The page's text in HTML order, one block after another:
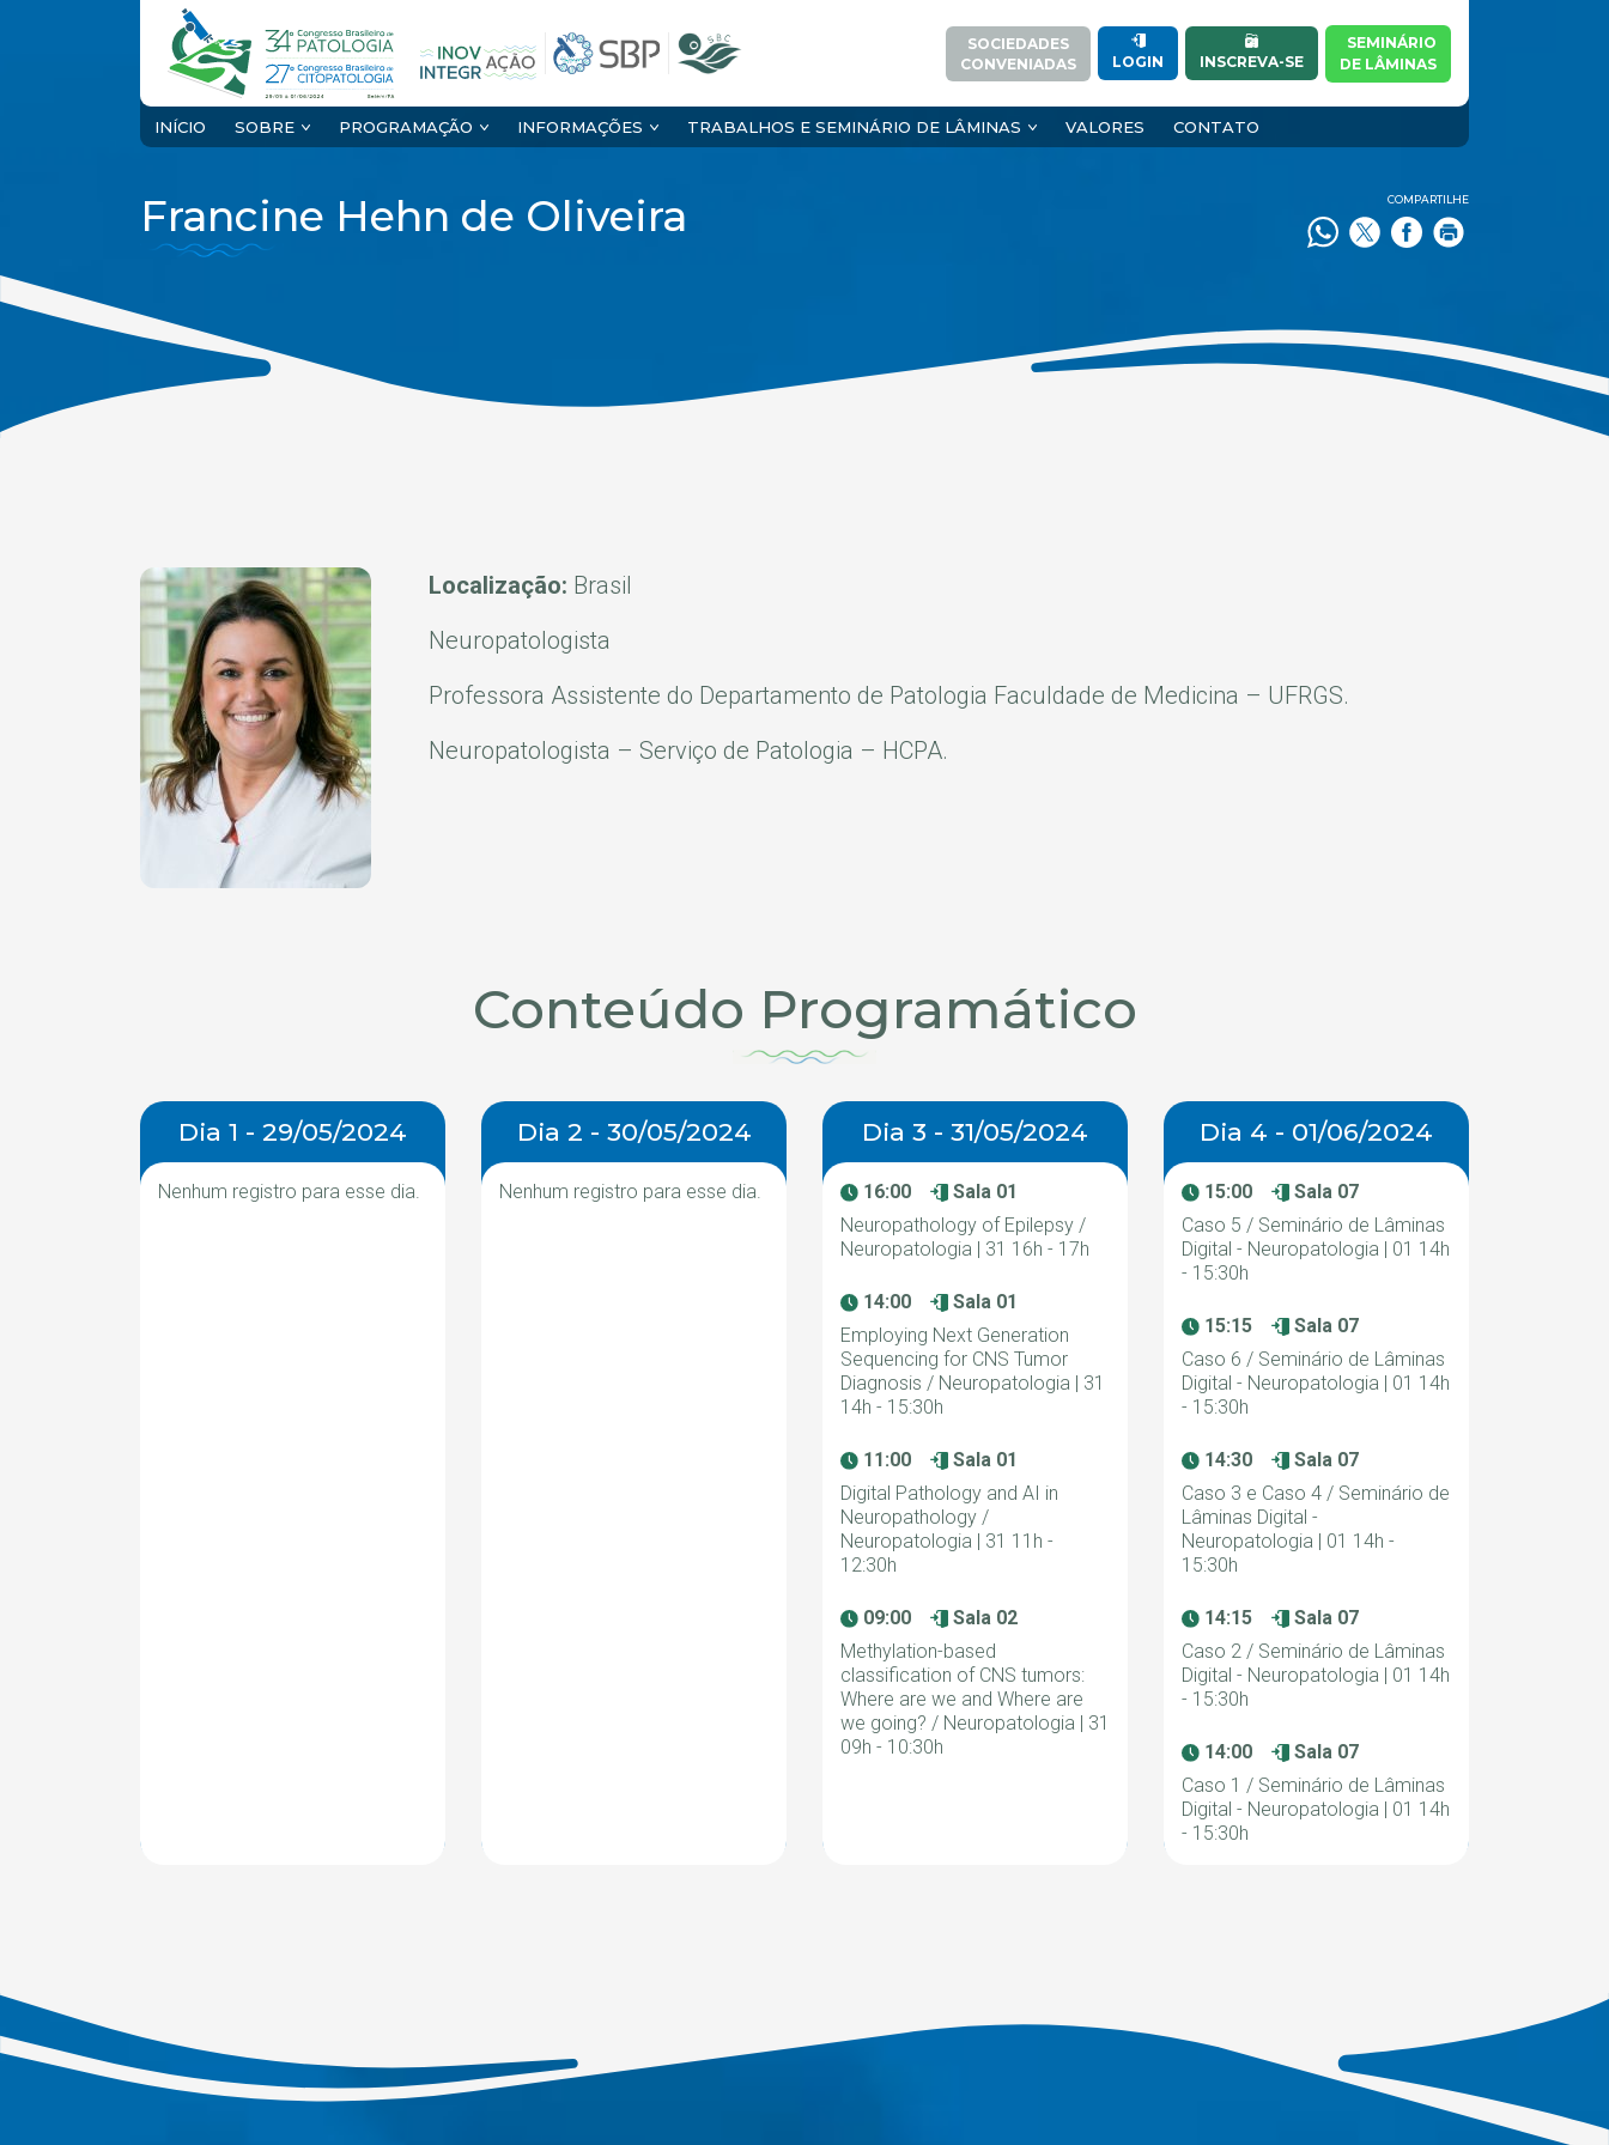
Francine Hehn de Oliveira COMPARTILHE
SOCIEDADES
CONVENIADAS
LOGIN INSCREVA-SE
SEMINÁRIO
DE LÂMINAS
INÍCIO SOBRE PROGRAMAÇÃO INFORMAÇÕES TRABALHOS E SEMINÁRIO DE LÂMINAS VALORES CONTATO
Localização: Brasil
Neuropatologista
Professora Assistente do Departamento de Patologia Faculdade de Medicina – UFRGS.
Neuropatologista – Serviço de Patologia – HCPA.
Conteúdo Programático
Dia 1 - 29/05/2024
Nenhum registro para esse dia.
Dia 2 - 30/05/2024
Nenhum registro para esse dia.
Dia 3 - 31/05/2024
16:00
Sala 01
Neuropathology of Epilepsy /
Neuropatologia | 31 16h - 17h
14:00
Sala 01
Employing Next Generation
Sequencing for CNS Tumor
Diagnosis / Neuropatologia | 31
14h - 15:30h
11:00
Sala 01
Digital Pathology and AI in
Neuropathology /
Neuropatologia | 31 11h -
12:30h
09:00
Sala 02
Methylation-based
classification of CNS tumors:
Where are we and Where are
we going? / Neuropatologia | 31
09h - 10:30h
Dia 4 - 01/06/2024
15:00
Sala 07
Caso 5 / Seminário de Lâminas
Digital - Neuropatologia | 01 14h
- 15:30h
15:15
Sala 07
Caso 6 / Seminário de Lâminas
Digital - Neuropatologia | 01 14h
- 15:30h
14:30
Sala 07
Caso 3 e Caso 4 / Seminário de
Lâminas Digital -
Neuropatologia | 01 14h -
15:30h
14:15
Sala 07
Caso 2 / Seminário de Lâminas
Digital - Neuropatologia | 01 14h
- 15:30h
14:00
Sala 07
Caso 1 / Seminário de Lâminas
Digital - Neuropatologia | 01 14h
- 15:30h